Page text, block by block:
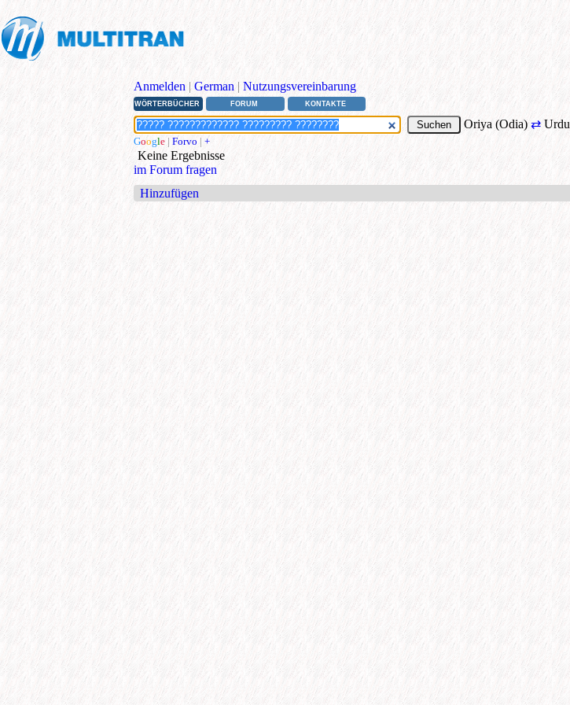
Anmelden | German | Nutzungsvereinbarung
WÖRTERBÜCHER FORUM KONTAKTE
Oriya (Odia)⇄ Urdu
Google | Forvo | +
Keine Ergebnisse
im Forum fragen
Hinzufügen